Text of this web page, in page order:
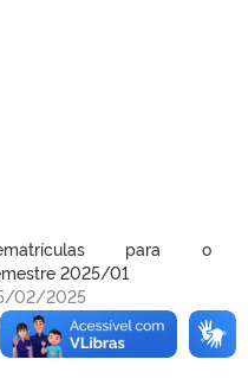
para o
2025/01
02/2025
"Notícias"